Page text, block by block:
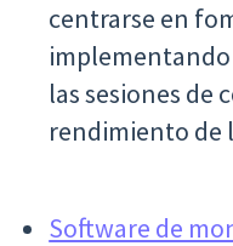
centrarse en
las sesiones de
rendimiento de
Software de